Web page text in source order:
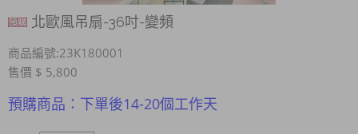
北歐風吊扇-36吋-變頻
商品編號:23K180001
售價 $ 5,800
預購商品：下單後14-20個工作天